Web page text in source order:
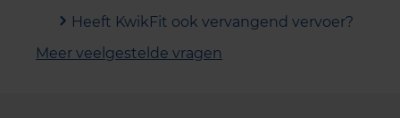
Heeft KwikFit ook vervangend vervoer?
Meer veelgestelde vragen